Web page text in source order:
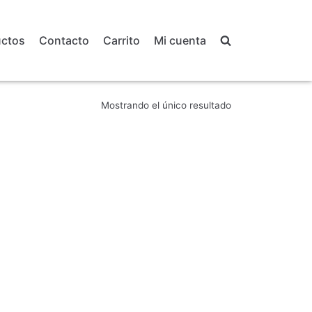
Contacto Carrito Mi cuenta
Mostrando el único resultado